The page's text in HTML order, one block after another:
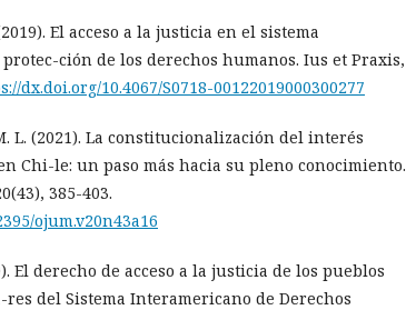
El acceso a la justicia en el sistema
ción de los derechos humanos. Ius et Praxis,
dx.doi.org/10.4067/S0718-00122019000300277
L. (2021). La constitucionalización del interés
Chi-le: un paso más hacia su pleno conocimiento.
385-403.
ojum.v20n43a16
El derecho de acceso a la justicia de los pueblos
del Sistema Interamericano de Derechos